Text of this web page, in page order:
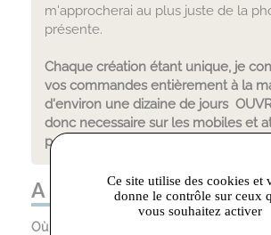
m'approcherai au plus juste de la
présente.
Chaque création étant unique, je
vos commandes entièrement à la
d'environ une dizaine de jours
donc necessaire sur les mobiles et
pour leurs réalisations.
A LA FOLIE ! :
Où trouver le magasin : 3 rue Victor
Ce site utilise des cookies et
donne le contrôle sur ceux
vous souhaitez activer